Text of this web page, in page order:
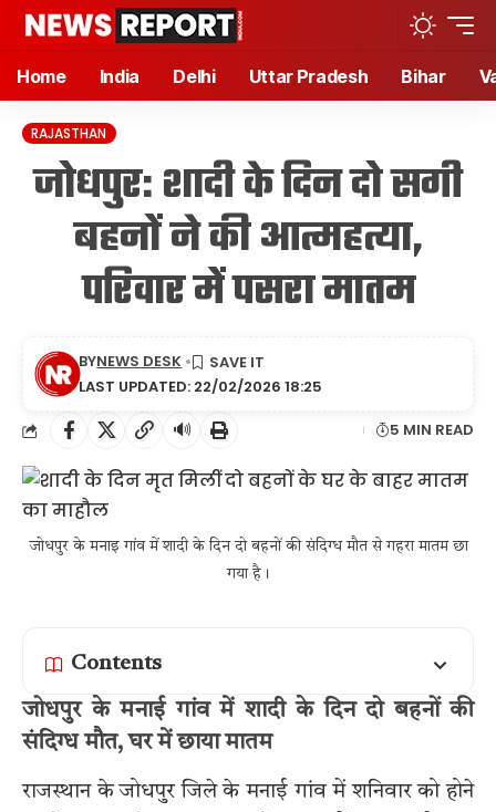
Home India Delhi Uttar Pradesh Bihar
RAJASTHAN
जोधपुर: शादी के दिन दो सगी
बहनों ने की आत्महत्या,
परिवार में पसरा मातम
LAST UPDATED: 22/02/2026 18:25
BYNEWS DESK
🔊 5 MIN READ
जोधपुर के मनाइ गांव में शादी के दिन दो बहनों की संदिग्ध मौत से गहरा मातम छा
गया है।
Contents
जोधपुर के मनाई गांव में शादी के दिन दो बहनों की
संदिग्ध मौत, घर में छाया मातम
राजस्थान के जोधपुर जिले के मनाई गांव में शनिवार को होने